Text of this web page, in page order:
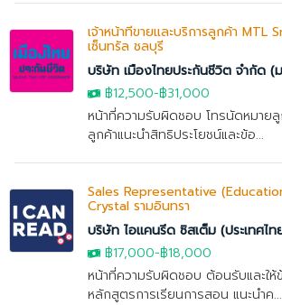
เจ้าหน้าที่ขายและบริการลูกค้า MTL
เซ็นทรัล ชลบุรี
บริษัท เมืองไทยประกันชีวิต จำกัด (
฿12,500-฿31,000
หน้าที่ความรับผิดชอบ โทรนัดหมายลู
ลูกค้าแนะนำสิทธิประโยชน์และข้อ...
Sales Representative
Crystal รามอินทรา
บริษัท ไอแคนรีด ซิสเต็ม (ประเทศไ
฿17,000-฿18,000
หน้าที่ความรับผิดชอบ ต้อนรับและให้
หลักสูตรการเรียนการสอน แนะนำค...